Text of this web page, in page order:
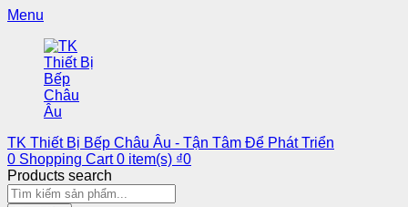
Menu
TK Thiết Bị Bếp Châu Âu - Tận Tâm Để Phát Triển
0 Shopping Cart 0 item(s) ₫0
Products search